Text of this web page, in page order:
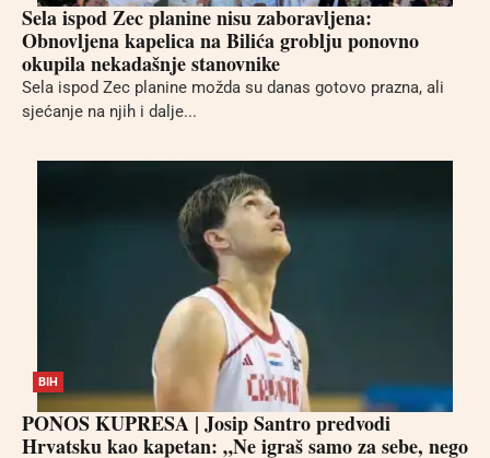
Sela ispod Zec planine nisu zaboravljena:
Obnovljena kapelica na Bilića groblju ponovno
okupila nekadašnje stanovnike
Sela ispod Zec planine možda su danas gotovo prazna, ali
sjećanje na njih i dalje...
BIH
PONOS KUPRESA | Josip Santro predvodi
Hrvatsku kao kapetan: „Ne igraš samo za sebe, nego